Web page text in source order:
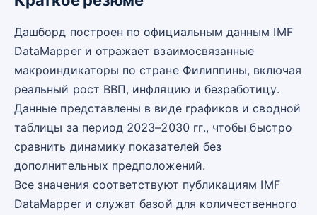
Дашборд построен по официальным данным IMF
DataMapper и отражает взаимосвязанные
макроиндикаторы по стране Филиппины, включая
реальный рост ВВП, инфляцию и безработицу.
Данные представлены в виде графиков и сводной
таблицы за период 2023–2030 гг., чтобы быстро
сравнить динамику показателей без
дополнительных предположений.
Все значения соответствуют публикациям IMF
DataMapper и служат базой для количественного